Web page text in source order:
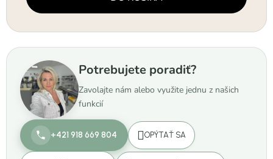
Potrebujete poradiť?
Zavolajte nám alebo využite jednu z našich
funkcií
+421 918 669 804 OPÝTAŤ SA